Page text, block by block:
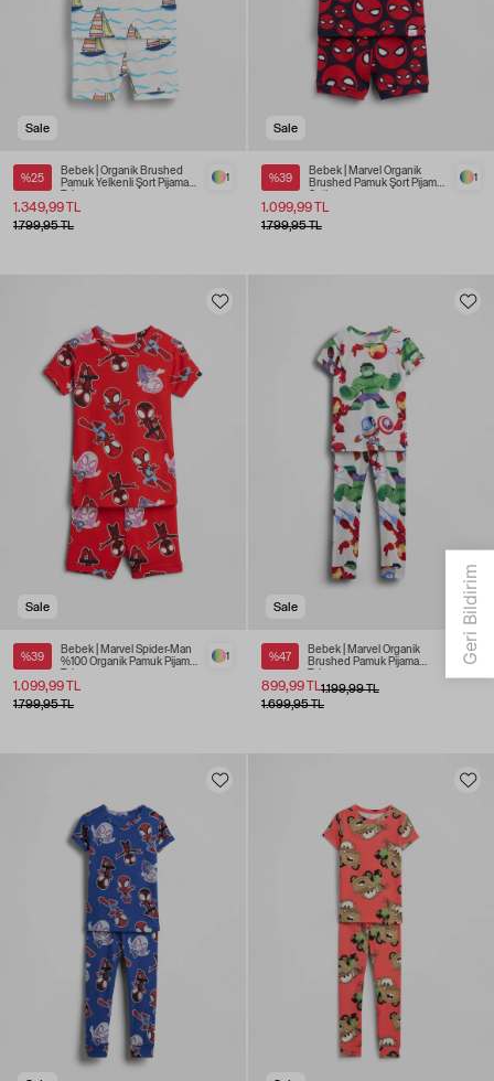
Sale
%25
Bebek | Organik Brushed
Pamuk Yelkenli Şort Pijama
Takımı
1.349,99 TL
1
1.799,95 TL
Sale
%39
Bebek | Marvel Organik
Brushed Pamuk Şort Pijama
Seti
1.099,99 TL
1
1.799,95 TL
Sale
%39
Bebek | Marvel Spider-Man
%100 Organik Pamuk Pijama
Takımı
1.099,99 TL
1
1.799,95 TL
Sale
%47
Bebek | Marvel Organik
Brushed Pamuk Pijama
Takımı
1.199,99 TL
899,99 TL
1
1.699,95 TL